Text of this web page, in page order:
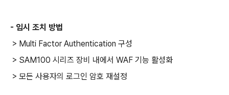
- 임시 조치 방법
> Multi Factor Authentication 구성
> SAM100 시리즈 장비 내에서 WAF 기능 활성화
> 모든 사용자의 로그인 암호 재설정